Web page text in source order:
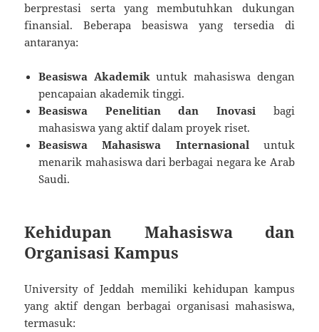
berprestasi serta yang membutuhkan dukungan
finansial. Beberapa beasiswa yang tersedia di
antaranya:
Beasiswa Akademikuntuk mahasiswa dengan
pencapaian akademik tinggi.
Beasiswa Penelitian dan Inovasi bagi
mahasiswa yang aktif dalam proyek riset.
Beasiswa Mahasiswa Internasionaluntuk
menarik mahasiswa dari berbagai negara ke Arab
Saudi.
Kehidupan Mahasiswa dan
Organisasi Kampus
University of Jeddah memiliki kehidupan kampus
yang aktif dengan berbagai organisasi mahasiswa,
termasuk: